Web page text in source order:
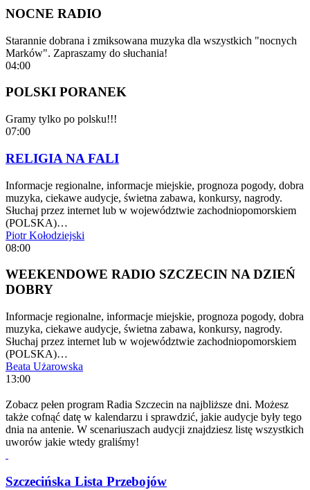
NOCNE RADIO
Starannie dobrana i zmiksowana muzyka dla wszystkich "nocnych
Marków". Zapraszamy do słuchania!
04:00
POLSKI PORANEK
Gramy tylko po polsku!!!
07:00
RELIGIA NA FALI
Informacje regionalne, informacje miejskie, prognoza pogody, dobra
muzyka, ciekawe audycje, świetna zabawa, konkursy, nagrody.
Słuchaj przez internet lub w województwie zachodniopomorskiem
(POLSKA)…
Piotr Kołodziejski
08:00
WEEKENDOWE RADIO SZCZECIN NA DZIEŃ
DOBRY
Informacje regionalne, informacje miejskie, prognoza pogody, dobra
muzyka, ciekawe audycje, świetna zabawa, konkursy, nagrody.
Słuchaj przez internet lub w województwie zachodniopomorskiem
(POLSKA)…
Beata Użarowska
13:00
Zobacz pełen program Radia Szczecin na najbliższe dni. Możesz
także cofnąć datę w kalendarzu i sprawdzić, jakie audycje były tego
dnia na antenie. W scenariuszach audycji znajdziesz listę wszystkich
uworów jakie wtedy graliśmy!
Szczecińska Lista Przebojów